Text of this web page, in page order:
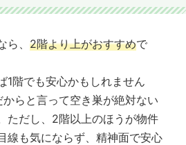
、 2階より上がおすすめで
1階でも安心かもしれません
らと言って空き巣が絶対ない
ただし、2階以上のほうが物件
線も気にならず、精神面で安心